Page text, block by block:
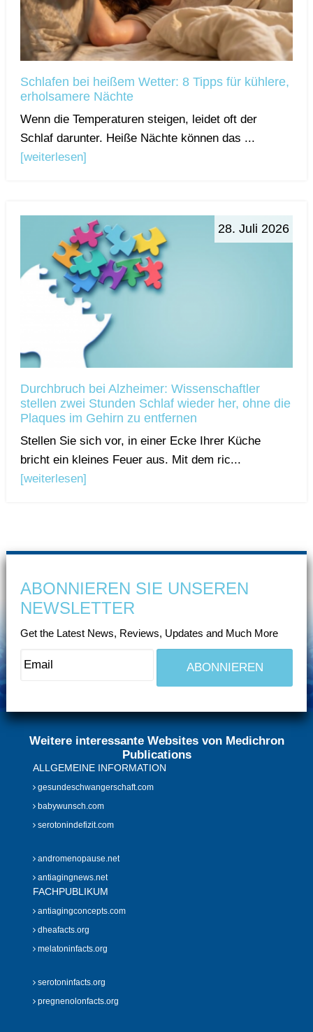
Schlafen bei heißem Wetter: 8 Tipps für kühlere,
erholsamere Nächte
Wenn die Temperaturen steigen, leidet oft der
Schlaf darunter. Heiße Nächte können das ...
[weiterlesen]
28. Juli 2026
Durchbruch bei Alzheimer: Wissenschaftler
stellen zwei Stunden Schlaf wieder her, ohne die
Plaques im Gehirn zu entfernen
Stellen Sie sich vor, in einer Ecke Ihrer Küche
bricht ein kleines Feuer aus. Mit dem ric...
[weiterlesen]
ABONNIEREN SIE UNSEREN
NEWSLETTER
Get the Latest News, Reviews, Updates and Much More
Weitere interessante Websites von Medichron
Publications
ALLGEMEINE INFORMATION
gesundeschwangerschaft.com
babywunsch.com
serotonindefizit.com
andromenopause.net
antiagingnews.net
FACHPUBLIKUM
antiagingconcepts.com
dheafacts.org
melatoninfacts.org
serotoninfacts.org
pregnenolonfacts.org